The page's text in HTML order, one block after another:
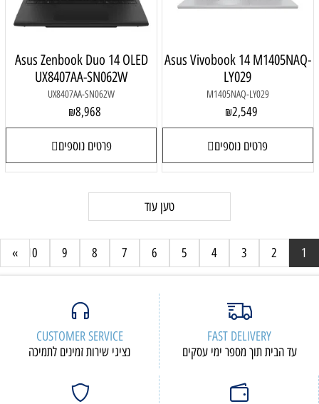
Asus Vivobook 14 M1405NAQ-
LY029
M1405NAQ-LY029
₪2,549
פרטים נוספים
Asus Zenbook Duo 14 OLED
UX8407AA-SN062W
UX8407AA-SN062W
₪8,968
פרטים נוספים
טען עוד
1
2
3
4
5
6
7
8
9
10
»
FAST DELIVERY
עד הבית תוך מספר ימי עסקים
CUSTOMER SERVICE
נציגי שירות זמינים לתמיכה